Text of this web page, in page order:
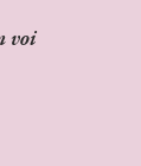
voi